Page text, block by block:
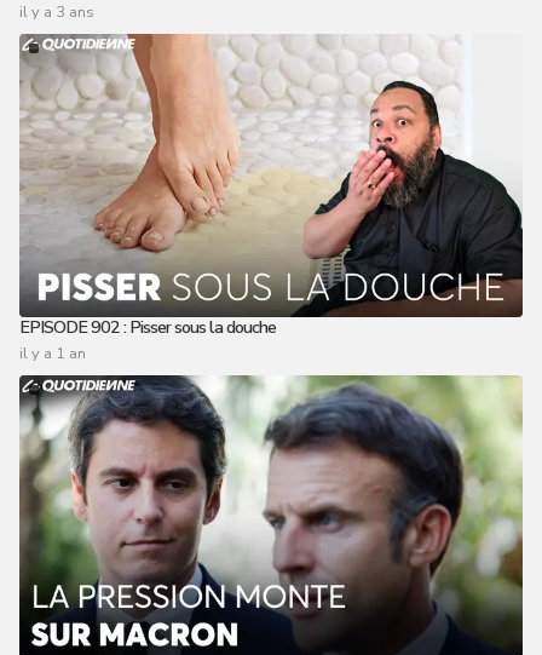
il y a 3 ans
EPISODE 902 : Pisser sous la douche
il y a 1 an